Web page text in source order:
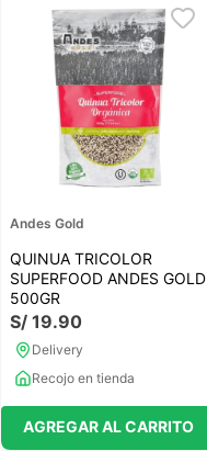
Andes Gold
QUINUA TRICOLOR
SUPERFOOD ANDES GOLD
500GR
S/ 19.90
Delivery
Recojo en tienda
AGREGAR AL CARRITO